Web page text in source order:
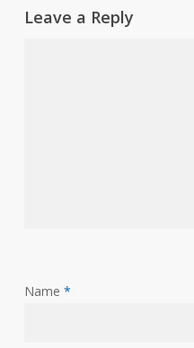
Leave a Reply
Name *